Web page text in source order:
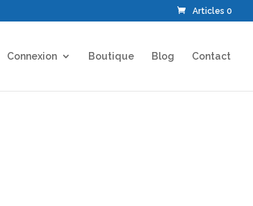
Articles 0
Connexion Boutique Blog Contact